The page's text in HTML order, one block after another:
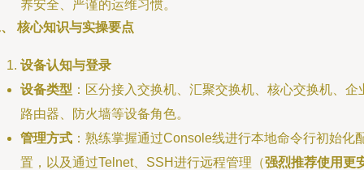
养安全、严谨的运维习惯。
核心知识与实操要点
设备认知与登录
设备类型 ：区分接入交换机、汇聚交换机、核心交换机、企
路由器、防火墙等设备角色。
管理方式 ：熟练掌握通过Console线进行本地命令行初始化
置，以及通过Telnet、SSH进行远程管理（强烈推荐使用更